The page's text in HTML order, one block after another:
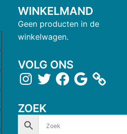
WINKELMAND
Geen producten in de
winkelwagen.
VOLG ONS
ZOEK